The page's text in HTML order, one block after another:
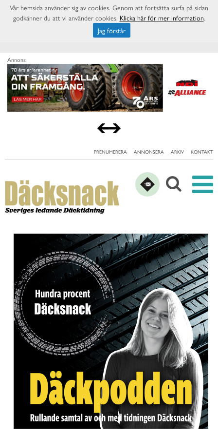
Annons:
PRENUMERERA ANNONSERA ARKIV KONTAKT
Vår hemsida använder sig av cookies. Genom att fortsätta surfa på sidan
godkänner du att vi använder cookies. Klicka här för mer information.
Jag förstår